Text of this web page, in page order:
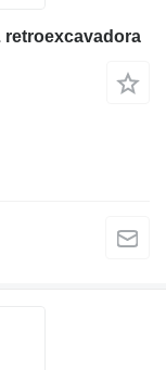
retroexcavadora